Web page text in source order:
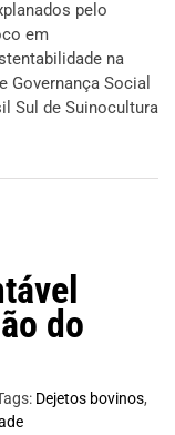
pelo
em
na
Governança Social
Sul de Suinocultura
do
Dejetos bovinos,